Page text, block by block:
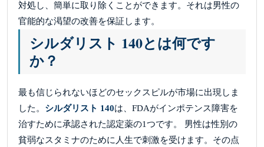
対処し、簡単に取り除くことができます。それは男性の
官能的な渇望の改善を保証します。
シルダリスト 140とは何です
か？
最も信じられないほどのセックスピルが市場に出現しま
した。 シルダリスト 140は、FDAがインポテンス障害を
治すために承認された認定薬の1つです。 男性は性別の
貧弱なスタミナのために人生で刺激を受けます。その点